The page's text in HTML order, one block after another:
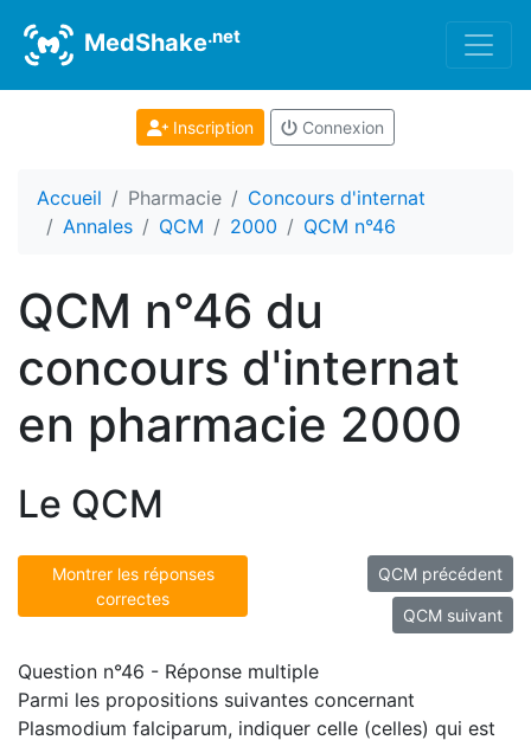
MedShake.net
Inscription Connexion
Accueil Pharmacie
Concours d'internat
Annales
QCM 2000 QCM n°46
QCM n°46 du
concours d'internat
en pharmacie 2000
Le QCM
Montrer les réponses
correctes
QCM précédent
QCM suivant
Question n°46 - Réponse multiple
Parmi les propositions suivantes concernant
Plasmodium falciparum, indiquer celle (celles) qui est